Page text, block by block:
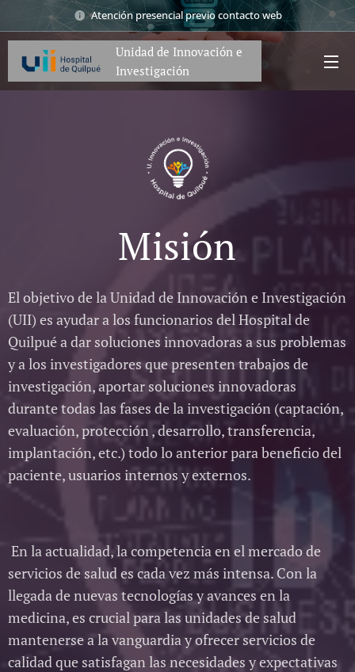
Atención presencial previo contacto web
Unidad de Innovación e
Investigación
Misión
El objetivo de la Unidad de Innovación e Investigación
(UII) es ayudar a los funcionarios del Hospital de
Quilpué a dar soluciones innovadoras a sus problemas
y a los investigadores que presenten trabajos de
investigación, aportar soluciones innovadoras
durante todas las fases de la investigación (captación,
evaluación, protección , desarrollo, transferencia,
implantación, etc.) todo lo anterior para beneficio del
paciente, usuarios internos y externos.
En la actualidad, la competencia en el mercado de
servicios de salud es cada vez más intensa. Con la
llegada de nuevas tecnologías y avances en la
medicina, es crucial para las unidades de salud
mantenerse a la vanguardia y ofrecer servicios de
calidad que satisfagan las necesidades y expectativas